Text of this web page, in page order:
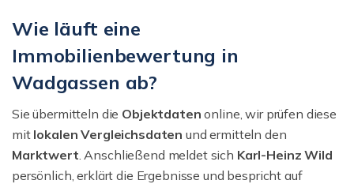
Wie läuft eine
Immobilienbewertung in
Wadgassen ab?
Sie übermitteln die Objektdaten online, wir prüfen diese
mit lokalen Vergleichsdaten und ermitteln den
Marktwert. Anschließend meldet sich Karl-Heinz Wild
persönlich, erklärt die Ergebnisse und bespricht auf